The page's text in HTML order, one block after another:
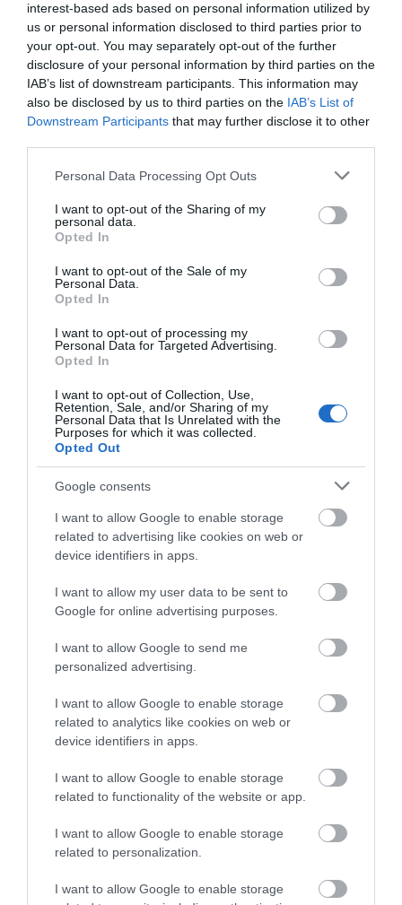
interest-based ads based on personal information utilized by
us or personal information disclosed to third parties prior to
your opt-out. You may separately opt-out of the further
disclosure of your personal information by third parties on the
IAB’s list of downstream participants. This information may
also be disclosed by us to third parties on the IAB’s List of
Downstream Participants that may further disclose it to other
Please note that this website/app uses one or more Google
not limited to your visit or usage behaviour. You may click to
grant or deny consent to Google and its third-party tags to
use your data for below specified purposes in below Google
consent section.
Personal Data Processing Opt Outs
I want to opt-out of the Sharing of my
personal data.
Opted In
I want to opt-out of the Sale of my
Personal Data.
Opted In
I want to opt-out of processing my
Personal Data for Targeted Advertising.
Opted In
I want to opt-out of Collection, Use,
Retention, Sale, and/or Sharing of my
Personal Data that Is Unrelated with the
Purposes for which it was collected.
Opted Out
Google consents
I want to allow Google to enable storage
related to advertising like cookies on web or
device identifiers in apps.
I want to allow my user data to be sent to
Google for online advertising purposes.
I want to allow Google to send me
personalized advertising.
I want to allow Google to enable storage
related to analytics like cookies on web or
device identifiers in apps.
I want to allow Google to enable storage
related to functionality of the website or app.
I want to allow Google to enable storage
related to personalization.
I want to allow Google to enable storage
Με βάση την επιλογή
σας, ενδέχεται να
στοιχεία:
Σωλήνας βαλβολίνης για αεραντλίες Samoa
3/8'' 10μ R1
72,54 €
Αγορά